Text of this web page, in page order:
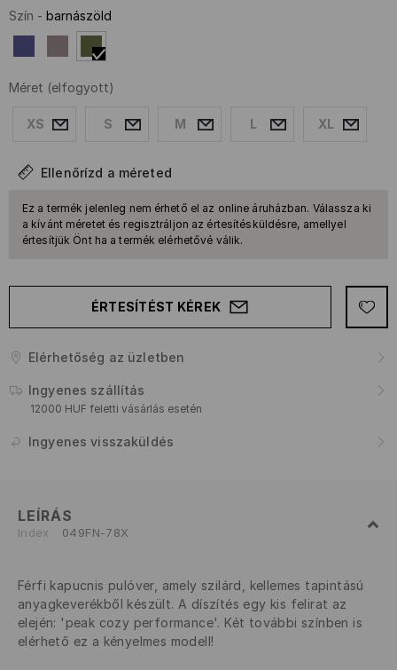
Szín - barnászöld
Méret (elfogyott)
XS S M L XL
Ellenőrízd a méreted
Ez a termék jelenleg nem érhető el az online áruházban. Válassza ki
a kívánt méretet és regisztráljon az értesítésküldésre, amellyel
értesítjük Önt ha a termék elérhetővé válik.
ÉRTESÍTÉST KÉREK
Elérhetőség az üzletben
Ingyenes szállítás
12000 HUF feletti vásárlás esetén
Ingyenes visszaküldés
LEÍRÁS
Index 049FN-78X
Férfi kapucnis pulóver, amely szilárd, kellemes tapintású
anyagkeverékből készült. A díszítés egy kis felirat az
elején: 'peak cozy performance'. Két további színben is
elérhető ez a kényelmes modell!